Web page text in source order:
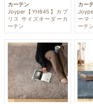
カーテン
Joyper【YH845】カプ
リス サイズオーダーカ
ーテン
カー
ーマ
ーテ